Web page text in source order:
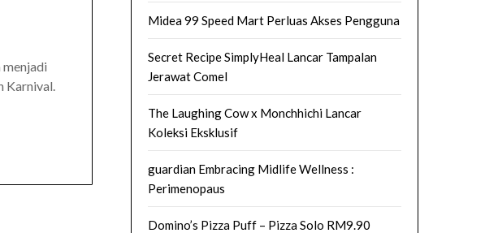
menjadi
Karnival.
Midea 99 Speed Mart Perluas Akses Pengguna
Secret Recipe SimplyHeal Lancar Tampalan
Jerawat Comel
The Laughing Cow x Monchhichi Lancar
Koleksi Eksklusif
guardian Embracing Midlife Wellness :
Perimenopaus
Domino’s Pizza Puff – Pizza Solo RM9.90